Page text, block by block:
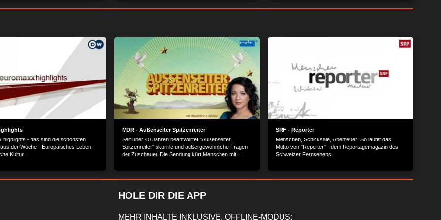
In einem selbst gebauten Modell
mithilfe der Seilwinde und einem
produziert wird. Und zum Schluss
Kite sogar einmal selbst lenken…
funktioniert wie ein Sieb, denn die Strömung treibt die
geleert und diesmal darf Laura dabei sein und die
Ehrenamtlichen tatkräftig unterstützen. Dabei findet sie
nicht nur Müll, sondern Gegenstände, die in ihrer
Werkstatt bestimmt noch Verwendung finden…
highlights - das sind die schönsten
der Woche - Europäisches Leben
Kultur.
MDR - Außenseiter Spitzenreiter
Seit über 40 Jahren beantwortet "Außenseiter
Spitzenreiter" skurrile und außergewöhnliche Fragen
der Zuschauer. Die Sendung kürt Menschen mit
SRF - Reporter
Menschen, Schicksale, Abenteuer: So lautet das
Motto von "Reporter" - dem Reportagemagazin des
Schweizer Fernsehens.
HOLE DIR DIE APP
MEHR INHALTE INKLUSIVE, OFFLINE-MODUS: